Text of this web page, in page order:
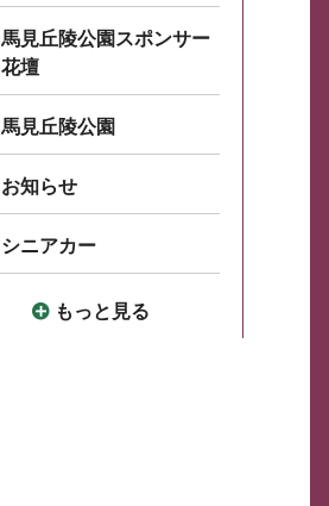
馬見丘陵公園スポンサー
花壇
馬見丘陵公園
お知らせ
シニアカー
もっと見る